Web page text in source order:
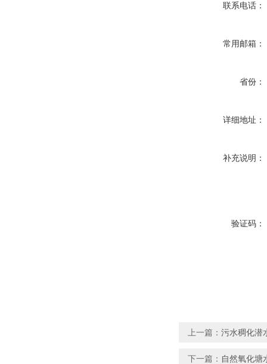
联系电话：
常用邮箱：
省份：
详细地址：
补充说明：
验证码：
上一篇： 污水稠化潜
下一篇： 自然氧化塘